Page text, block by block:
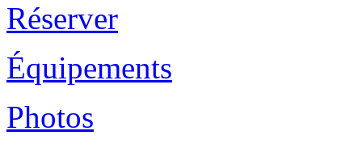
Réserver
Équipements
Photos